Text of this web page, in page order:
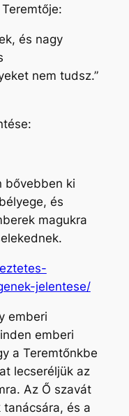
és nagy
nem tudsz.”
bővebben ki
és
magukra
jelentese/
emberi
emberi
a Teremtőnkbe
lecseréljük az
Az Ő szavát
és a